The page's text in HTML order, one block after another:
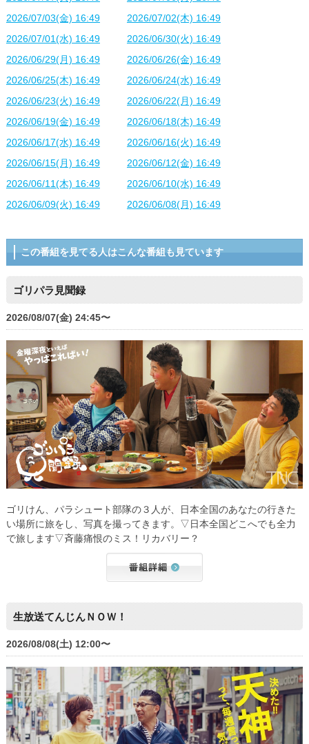
2026/07/03(金) 16:49
2026/07/02(木) 16:49
2026/07/01(水) 16:49
2026/06/30(火) 16:49
2026/06/29(月) 16:49
2026/06/26(金) 16:49
2026/06/25(木) 16:49
2026/06/24(水) 16:49
2026/06/23(火) 16:49
2026/06/22(月) 16:49
2026/06/19(金) 16:49
2026/06/18(木) 16:49
2026/06/17(水) 16:49
2026/06/16(火) 16:49
2026/06/15(月) 16:49
2026/06/12(金) 16:49
2026/06/11(木) 16:49
2026/06/10(水) 16:49
2026/06/09(火) 16:49
2026/06/08(月) 16:49
この番組を見てる人はこんな番組も見ています
ゴリパラ見聞録
2026/08/07(金) 24:45〜
ゴリけん、パラシュート部隊の３人が、日本全国のあなたの行きた
い場所に旅をし、写真を撮ってきます。▽日本全国どこへでも全力
で旅します▽斉藤痛恨のミス！リカバリー？
生放送てんじんＮＯＷ！
2026/08/08(土) 12:00〜